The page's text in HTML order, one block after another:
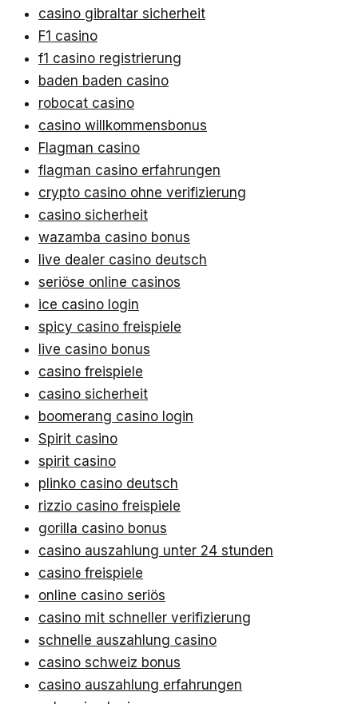
casino gibraltar sicherheit
F1 casino
f1 casino registrierung
baden baden casino
robocat casino
casino willkommensbonus
Flagman casino
flagman casino erfahrungen
crypto casino ohne verifizierung
casino sicherheit
wazamba casino bonus
live dealer casino deutsch
seriöse online casinos
ice casino login
spicy casino freispiele
live casino bonus
casino freispiele
casino sicherheit
boomerang casino login
Spirit casino
spirit casino
plinko casino deutsch
rizzio casino freispiele
gorilla casino bonus
casino auszahlung unter 24 stunden
casino freispiele
online casino seriös
casino mit schneller verifizierung
schnelle auszahlung casino
casino schweiz bonus
casino auszahlung erfahrungen